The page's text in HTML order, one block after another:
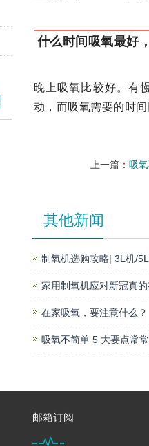
什么时间吸氧最好
晚上吸氧比较好。有
动，而吸氧需要的时
上一篇：吸
其他新闻
制氧机选购攻略| 3L机/
家用制氧机应对新冠真的
在家吸氧，要注意什么？
吸氧不简单 5 大要点常
邮箱订阅